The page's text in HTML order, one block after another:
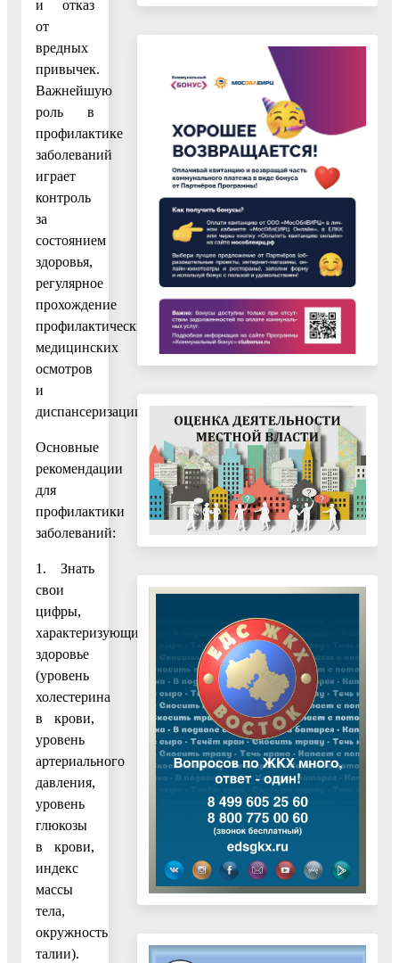
и отказ
от
вредных
привычек.
Важнейшую
роль в
профилактике
заболеваний
играет
контроль
за
состоянием
здоровья,
регулярное
прохождение
профилактических
медицинских
осмотров
и
диспансеризации.
Основные
рекомендации
для
профилактики
заболеваний:
1. Знать
свои
цифры,
характеризующие
здоровье
(уровень
холестерина
в крови,
уровень
артериального
давления,
уровень
глюкозы
в крови,
индекс
массы
тела,
окружность
талии).